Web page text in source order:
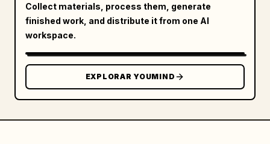
De repente, la música rock explosiva ENTRA
CON FUERZA.
[00:02-00:04]
MONTAJE RÁPIDO DE MÚLTIPLES TOMAS
sincronizado con el ritmo del rock:
— selfie sonriendo junto al Big Ben
Collect materials, process them, generate
finished work, and distribute it from one AI
workspace.
EXPLORAR YOUMIND